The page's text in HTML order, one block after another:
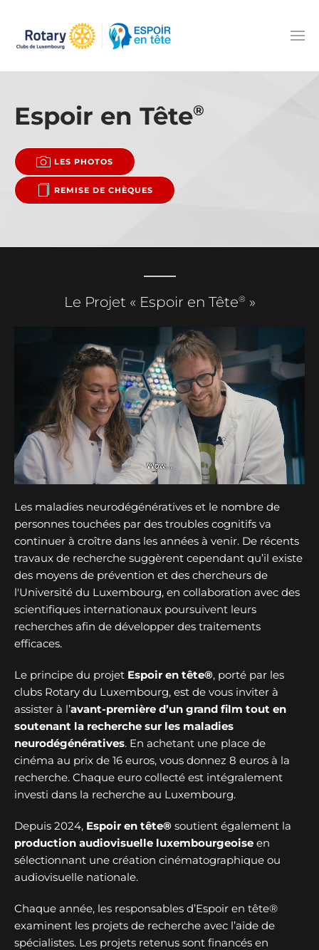
Accéder au contenu principal
Espoir en Tête®
LES PHOTOS
REMISE DE CHÈQUES
Le Projet « Espoir en Tête® »
Les maladies neurodégénératives et le nombre de
personnes touchées par des troubles cognitifs va
continuer à croître dans les années à venir. De récents
travaux de recherche suggèrent cependant qu’il existe
des moyens de prévention et des chercheurs de
l'Université du Luxembourg, en collaboration avec des
scientifiques internationaux poursuivent leurs
recherches afin de développer des traitements
efficaces.
Le principe du projet Espoir en tête®, porté par les
clubs Rotary du Luxembourg, est de vous inviter à
assister à l’avant-première d’un grand film tout en
soutenant la recherche sur les maladies
neurodégénératives. En achetant une place de
cinéma au prix de 16 euros, vous donnez 8 euros à la
recherche. Chaque euro collecté est intégralement
investi dans la recherche au Luxembourg.
Depuis 2024, Espoir en tête® soutient également la
production audiovisuelle luxembourgeoise en
sélectionnant une création cinématographique ou
audiovisuelle nationale.
Chaque année, les responsables d’Espoir en tête®
examinent les projets de recherche avec l’aide de
spécialistes. Les projets retenus sont financés en